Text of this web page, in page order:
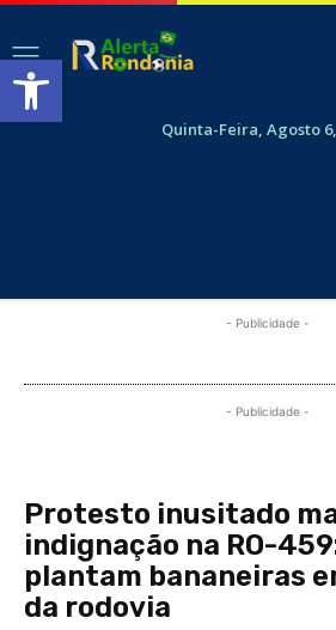
Abrir a barra de ferramentas
Quinta-Feira, Agosto
- Publicidade -
- Publicidade -
Protesto inusitado
indignação na RO-
plantam bananeiras
da rodovia